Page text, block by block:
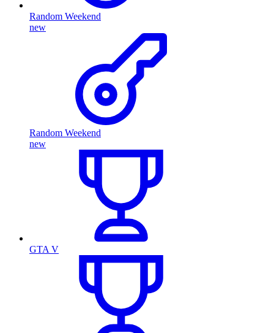
Random Weekend
new
Random Weekend
new
GTA V